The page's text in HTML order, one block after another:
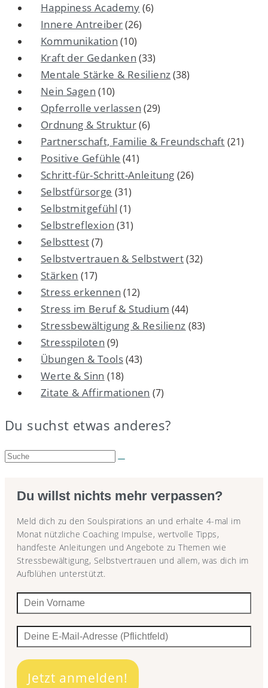
Happiness Academy (6)
Innere Antreiber(26)
Kommunikation (10)
Kraft der Gedanken (33)
Mentale Stärke & Resilienz(38)
Nein Sagen (10)
Opferrolle verlassen (29)
Ordnung & Struktur(6)
Partnerschaft, Familie & Freundschaft (21)
Positive Gefühle (41)
Schritt-für-Schritt-Anleitung (26)
Selbstfürsorge (31)
Selbstmitgefühl (1)
Selbstreflexion (31)
Selbsttest(7)
Selbstvertrauen & Selbstwert(32)
Stärken (17)
Stress erkennen (12)
Stress im Beruf & Studium (44)
Stressbewältigung & Resilienz (83)
Stresspiloten (9)
Übungen & Tools(43)
Werte & Sinn (18)
Zitate & Affirmationen (7)
Du suchst etwas anderes?
Suche:
Du willst nichts mehr verpassen?
Meld dich zu den Soulspirations an und erhalte 4-mal im
Monat nützliche Coaching Impulse, wertvolle Tipps,
handfeste Anleitungen und Angebote zu Themen wie
Stressbewältigung, Selbstvertrauen und allem, was dich im
Aufblühen unterstützt.
Jetzt anmelden!